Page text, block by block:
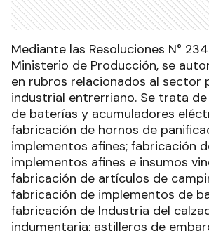
Mediante las Resoluciones N°
Ministerio de Producción, se
en rubros relacionados al sector
industrial entrerriano. Se trata
de baterías y acumuladores
fabricación de hornos de
implementos afines; fabricación
implementos afines e insumos
fabricación de artículos de
fabricación de implementos de
fabricación de Industria del
indumentaria; astilleros de